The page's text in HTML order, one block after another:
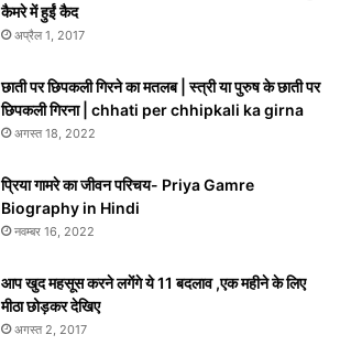
कैमरे में हुईं कैद
अप्रैल 1, 2017
छाती पर छिपकली गिरने का मतलब | स्त्री या पुरुष के छाती पर
छिपकली गिरना | chhati per chhipkali ka girna
अगस्त 18, 2022
प्रिया गामरे का जीवन परिचय- Priya Gamre
Biography in Hindi
नवम्बर 16, 2022
आप खुद महसूस करने लगेंगे ये 11 बदलाव ,एक महीने के लिए
मीठा छोड़कर देखिए
अगस्त 2, 2017